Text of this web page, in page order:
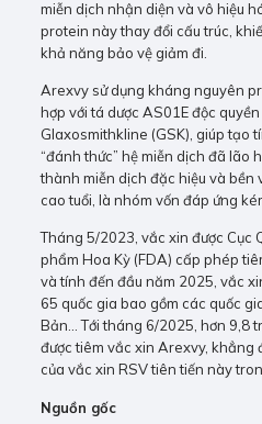
miễn dịch nhận diện và vô hiệu
protein này thay đổi cấu trúc,
khả năng bảo vệ giảm đi.
Arexvy sử dụng kháng nguyên
hợp với tá dược AS01E độc
Glaxosmithkline (GSK), giúp tạo
“đánh thức” hệ miễn dịch đã lão
thành miễn dịch đặc hiệu và bền
cao tuổi, là nhóm vốn đáp ứng
Tháng 5/2023, vắc xin được Cục
phẩm Hoa Kỳ (FDA) cấp phép
và tính đến đầu năm 2025, vắc
65 quốc gia bao gồm các quốc
Bản… Tới tháng 6/2025, hơn 9,8
được tiêm vắc xin Arexvy, khẳng
của vắc xin RSV tiên tiến này
Nguồn gốc